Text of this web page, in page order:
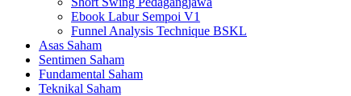
Ebook Labur Sempoi V1
Funnel Analysis Technique BSKL
Asas Saham
Sentimen Saham
Fundamental Saham
Teknikal Saham